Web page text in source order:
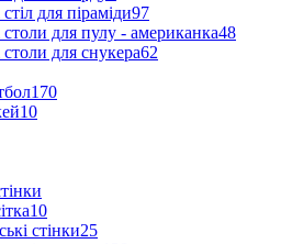
стіл для піраміди97
столи для пулу - американка48
столи для снукера62
170
10
10
стінки25